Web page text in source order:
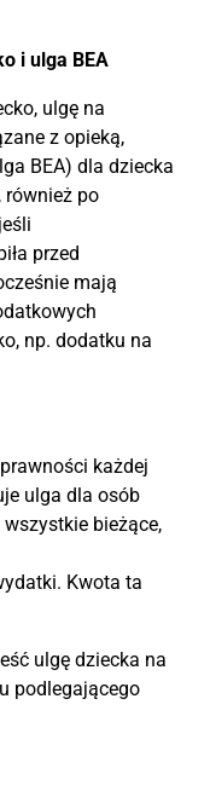
i ulga BEA
ulgę na
z opieką,
BEA) dla dziecka
również po
przed
mają
np. dodatku na
każdej
ulga dla osób
bieżące,
Kwota ta
ulgę dziecka na
podlegającego